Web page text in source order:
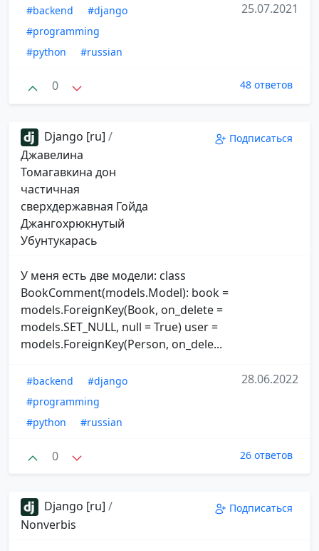
#backend
#django
#programming
#python
#russian
25.07.2021
0 48 ответов
Django [ru] /
Джавелина
Томагавкина дон
частичная
сверхдержавная Гойда
Джангохрюкнутый
Убунтукарась
Подписаться
У меня есть две модели: class
BookComment(models.Model): book =
models.ForeignKey(Book, on_delete =
models.SET_NULL, null = True) user =
models.ForeignKey(Person, on_dele...
#backend
#django
#programming
#python
#russian
28.06.2022
0 26 ответов
Django [ru] /
Nonverbis
Подписаться